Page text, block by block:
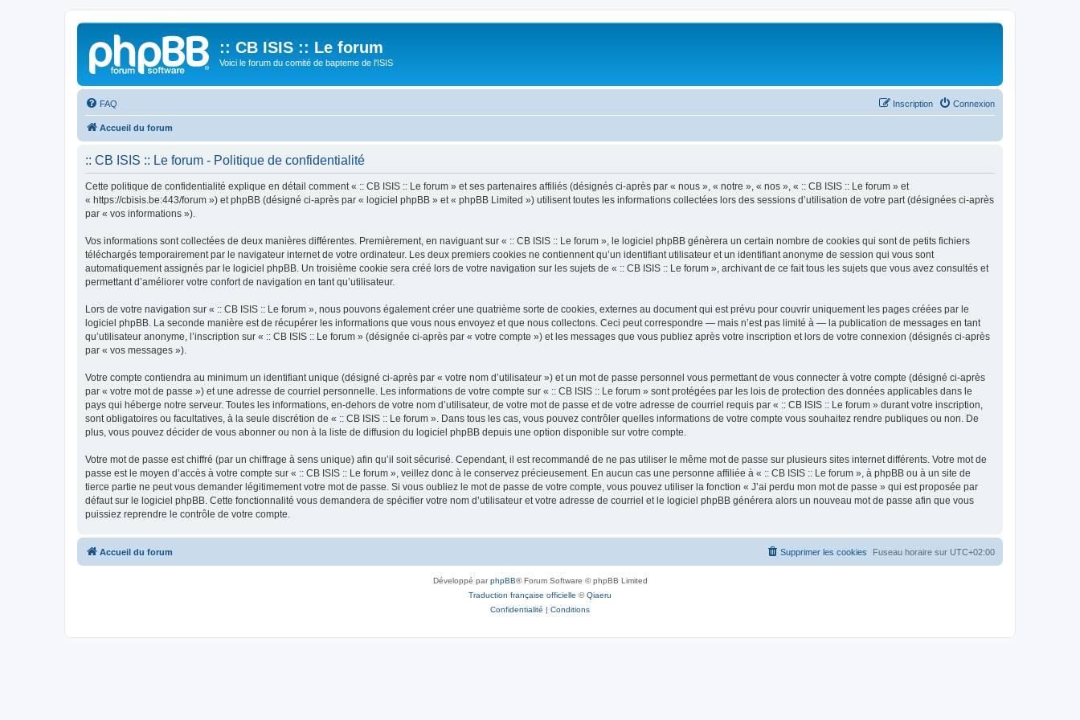
:: CB ISIS :: Le forum
Voici le forum du comité de bapteme de l'ISIS
FAQ Connexion
Inscription
Accueil du forum
:: CB ISIS :: Le forum - Politique de confidentialité
Cette politique de confidentialité explique en détail comment « :: CB ISIS :: Le forum » et ses partenaires affiliés (désignés ci-après par « nous », « notre », « nos », « :: CB ISIS :: Le forum » et
« https://cbisis.be:443/forum ») et phpBB (désigné ci-après par « logiciel phpBB » et « phpBB Limited ») utilisent toutes les informations collectées lors des sessions d’utilisation de votre part (désignées ci-après
par « vos informations »).
Vos informations sont collectées de deux manières différentes. Premièrement, en naviguant sur « :: CB ISIS :: Le forum », le logiciel phpBB génèrera un certain nombre de cookies qui sont de petits fichiers
téléchargés temporairement par le navigateur internet de votre ordinateur. Les deux premiers cookies ne contiennent qu’un identifiant utilisateur et un identifiant anonyme de session qui vous sont
automatiquement assignés par le logiciel phpBB. Un troisième cookie sera créé lors de votre navigation sur les sujets de « :: CB ISIS :: Le forum », archivant de ce fait tous les sujets que vous avez consultés et
permettant d’améliorer votre confort de navigation en tant qu’utilisateur.
Lors de votre navigation sur « :: CB ISIS :: Le forum », nous pouvons également créer une quatrième sorte de cookies, externes au document qui est prévu pour couvrir uniquement les pages créées par le
logiciel phpBB. La seconde manière est de récupérer les informations que vous nous envoyez et que nous collectons. Ceci peut correspondre — mais n’est pas limité à — la publication de messages en tant
qu’utilisateur anonyme, l’inscription sur « :: CB ISIS :: Le forum » (désignée ci-après par « votre compte ») et les messages que vous publiez après votre inscription et lors de votre connexion (désignés ci-après
par « vos messages »).
Votre compte contiendra au minimum un identifiant unique (désigné ci-après par « votre nom d’utilisateur ») et un mot de passe personnel vous permettant de vous connecter à votre compte (désigné ci-après
par « votre mot de passe ») et une adresse de courriel personnelle. Les informations de votre compte sur « :: CB ISIS :: Le forum » sont protégées par les lois de protection des données applicables dans le
pays qui héberge notre serveur. Toutes les informations, en-dehors de votre nom d’utilisateur, de votre mot de passe et de votre adresse de courriel requis par « :: CB ISIS :: Le forum » durant votre inscription,
sont obligatoires ou facultatives, à la seule discrétion de « :: CB ISIS :: Le forum ». Dans tous les cas, vous pouvez contrôler quelles informations de votre compte vous souhaitez rendre publiques ou non. De
plus, vous pouvez décider de vous abonner ou non à la liste de diffusion du logiciel phpBB depuis une option disponible sur votre compte.
Votre mot de passe est chiffré (par un chiffrage à sens unique) afin qu’il soit sécurisé. Cependant, il est recommandé de ne pas utiliser le même mot de passe sur plusieurs sites internet différents. Votre mot de
passe est le moyen d’accès à votre compte sur « :: CB ISIS :: Le forum », veillez donc à le conservez précieusement. En aucun cas une personne affiliée à « :: CB ISIS :: Le forum », à phpBB ou à un site de
tierce partie ne peut vous demander légitimement votre mot de passe. Si vous oubliez le mot de passe de votre compte, vous pouvez utiliser la fonction « J’ai perdu mon mot de passe » qui est proposée par
défaut sur le logiciel phpBB. Cette fonctionnalité vous demandera de spécifier votre nom d’utilisateur et votre adresse de courriel et le logiciel phpBB générera alors un nouveau mot de passe afin que vous
puissiez reprendre le contrôle de votre compte.
Accueil du forum Fuseau horaire sur UTC+02:00
Supprimer les cookies
Développé parphpBB® Forum Software © phpBB Limited
Traduction française officielle ©Qiaeru
Confidentialité | Conditions